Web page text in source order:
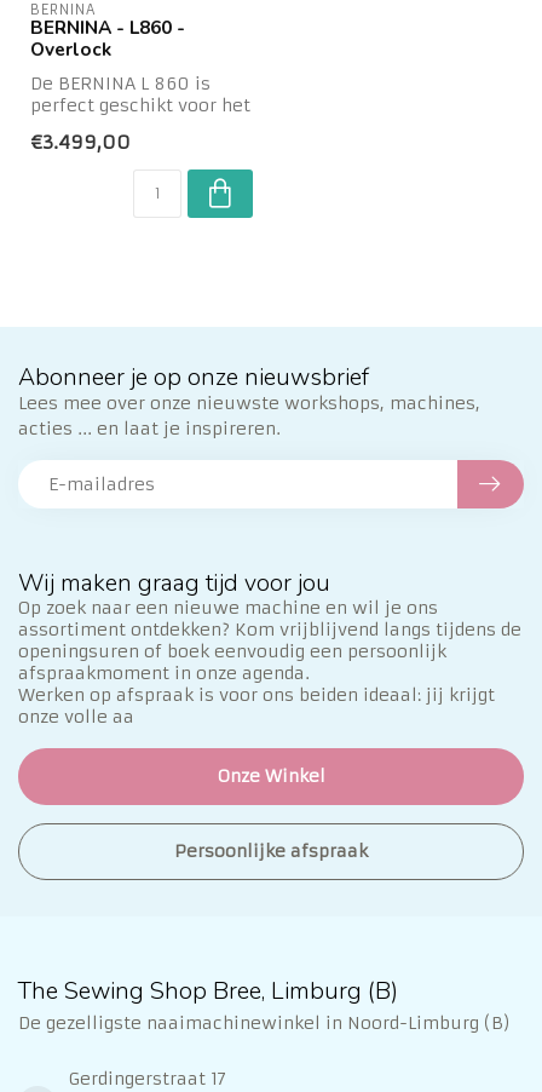
BERNINA
BERNINA - L860 -
Overlock
De BERNINA L 860 is
perfect geschikt voor het
garens en ...
€3.499,00
Wij maken graag tijd voor jou
Op zoek naar een nieuwe machine en wil je ons
assortiment ontdekken? Kom vrijblijvend langs tijdens de
openingsuren of boek eenvoudig een persoonlijk
afspraakmoment in onze agenda.
Werken op afspraak is voor ons beiden ideaal: jij krijgt
onze volle aa
Onze Winkel
Persoonlijke afspraak
Abonneer je op onze nieuwsbrief
Lees mee over onze nieuwste workshops, machines,
acties ... en laat je inspireren.
The Sewing Shop Bree, Limburg (B)
De gezelligste naaimachinewinkel in Noord-Limburg (B)
Gerdingerstraat 17